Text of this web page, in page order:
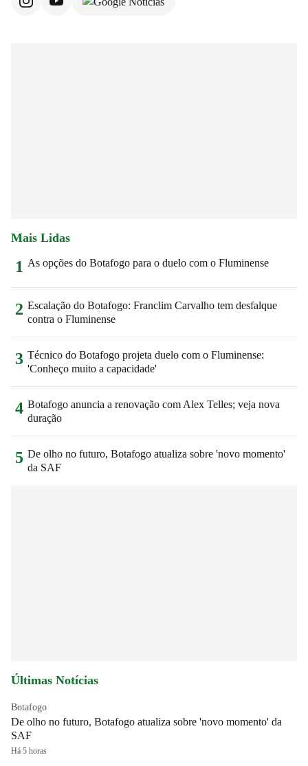
Mais Lidas
1 As opções do Botafogo para o duelo com o Fluminense
2 Escalação do Botafogo: Franclim Carvalho tem desfalque
contra o Fluminense
3 Técnico do Botafogo projeta duelo com o Fluminense:
'Conheço muito a capacidade'
4 Botafogo anuncia a renovação com Alex Telles; veja nova
duração
5 De olho no futuro, Botafogo atualiza sobre 'novo momento'
da SAF
Últimas Notícias
Botafogo
De olho no futuro, Botafogo atualiza sobre 'novo momento' da
SAF
Há 5 horas